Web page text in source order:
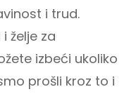
i trud.
želje za
izbeći ukoliko
prošli kroz to i